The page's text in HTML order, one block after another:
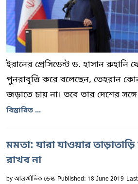
ইরানের প্রেসিডেন্ট ড. হাসান রুহানি
পুনরাবৃত্তি করে বলেছেন, তেহরান কোন
জড়াতে চায় না। তবে তার দেশের
বিস্তারিত ...
মমতা: যারা যাওয়ার
রাখব না
byআন্তর্জাতিক ডেস্ক Published: 18 June 2019